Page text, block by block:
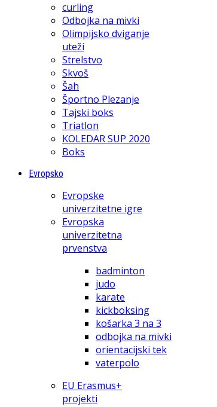
curling
Odbojka na mivki
Olimpijsko dviganje
uteži
Strelstvo
Skvoš
Šah
Športno Plezanje
Tajski boks
Triatlon
KOLEDAR SUP 2020
Boks
Evropsko
Evropske
univerzitetne igre
Evropska
univerzitetna
prvenstva
badminton
judo
karate
kickboksing
košarka 3 na 3
odbojka na mivki
orientacijski tek
vaterpolo
EU Erasmus+
projekti